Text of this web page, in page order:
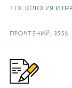
ТЕХНОЛОГИЯ И
ПРОЧТЕНИЙ: 3556